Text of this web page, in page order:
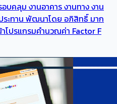
คลุม งานอาคาร งานทาง งาน
ระทาน พัฒนาโดย อภิสิทธิ์ มาก
โปรแกรมคำนวณค่า Factor F